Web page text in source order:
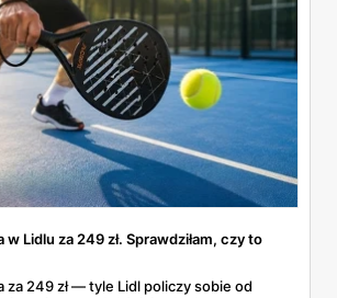
w Lidlu za 249 zł. Sprawdziłam, czy to
za 249 zł — tyle Lidl policzy sobie od